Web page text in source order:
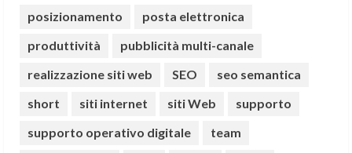
posizionamento
posta elettronica
produttività
pubblicità multi-canale
realizzazione siti web
SEO
seo semantica
short
siti internet siti Web
supporto
supporto operativo digitale
team